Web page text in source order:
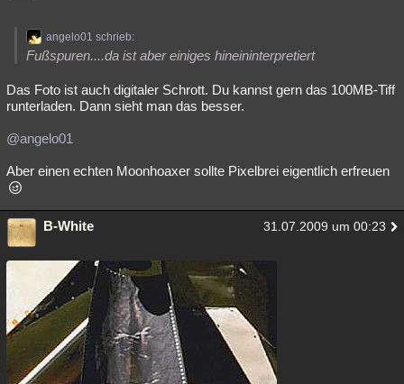
Natur Umfragen Unterhaltung
Philosophie Träume Orte Esoterik
Astronomie
Musik Clash Verbesserungen Allmystery English
Besucht Teilgenommen Geschlossen
Lesenswert Schlüsselwörter
angelo01 schrieb:
Fußspuren....da ist aber einiges hineininterpretiert
Das Foto ist auch digitaler Schrott. Du kannst gern das 100MB-Tiff
runterladen. Dann sieht man das besser.
@angelo01
Aber einen echten Moonhoaxer sollte Pixelbrei eigentlich erfreuen
B-White 31.07.2009 um 00:23